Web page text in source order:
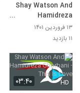
Shay Watson And
Hamidreza
Ghorbani Ft Jenny
Teator - Life
۱۳ فروردین ۱۴۰۱
۱۱ بازدید
۰۳:۴۰ HD